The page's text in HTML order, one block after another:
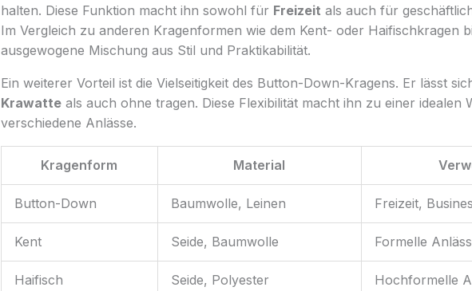
halten. Diese Funktion macht ihn sowohl für Freizeit als auch für
Im Vergleich zu anderen Kragenformen wie dem Kent- oder Haifischkragen
ausgewogene Mischung aus Stil und Praktikabilität.
Ein weiterer Vorteil ist die Vielseitigkeit des Button-Down-Kragens. Er lässt
Krawatteals auch ohne tragen. Diese Flexibilität macht ihn zu einer idealen
verschiedene Anlässe.
Kragenform Material
Button-Down Baumwolle, Leinen Freizeit,
Kent Seide, Baumwolle Formelle
Haifisch Seide, Polyester Hochformelle